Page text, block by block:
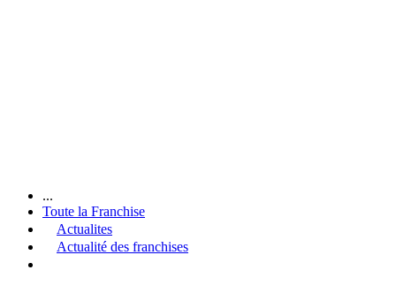
...
Toute la Franchise
Actualites
Actualité des franchises